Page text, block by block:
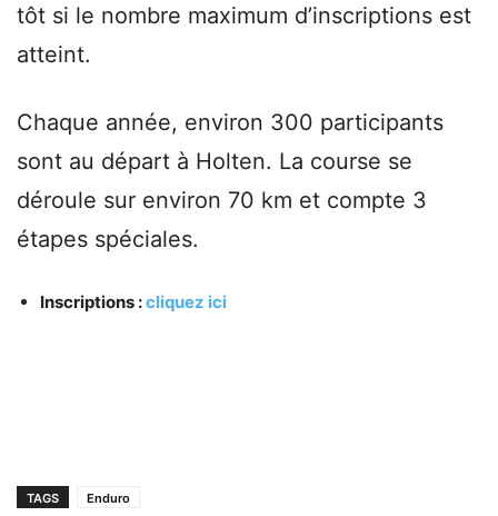
tôt si le nombre maximum d’inscriptions est
atteint.
Chaque année, environ 300 participants
sont au départ à Holten. La course se
déroule sur environ 70 km et compte 3
étapes spéciales.
Inscriptions :cliquez ici
TAGS Enduro